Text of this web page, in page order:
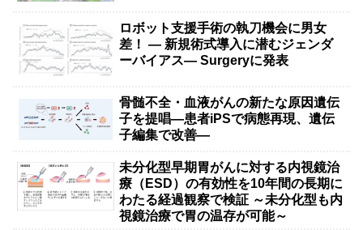
ロボット支援手術の執刀機会に男女
差！ — 新規術式導入に潜むジェンダ
ーバイアス— Surgeryに発表
骨髄不全・血液がんの新たな原因遺伝
子を提唱―患者iPSで病態再現、遺伝
子編集で改善―
未分化型早期胃がんに対する内視鏡治
療（ESD）の有効性を10年間の長期に
わたる経過観察で検証 ～未分化型も内
視鏡治療で胃の温存が可能～